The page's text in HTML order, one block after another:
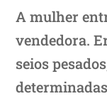
A mulher
vendedora.
seios